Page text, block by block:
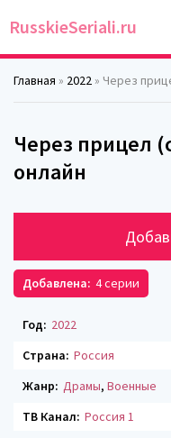
RusskieSeriali.ru
Главная » 2022 » Через
Через прицел
онлайн
Добавлена: 4 серии
Год: 2022
Страна: Россия
Жанр: Драмы, Военные
ТВ Канал: Россия 1